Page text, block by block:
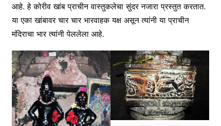
आहे. हे कोरीव खांब प्राचीन वास्तुकलेचा सुंदर नजारा प्रस्तुत करतात.
या एका खांबावर चार चार भारवाहक यक्ष असून त्यांनी या प्राचीन
मंदिराचा भार त्यांनी पेललेला आहे.